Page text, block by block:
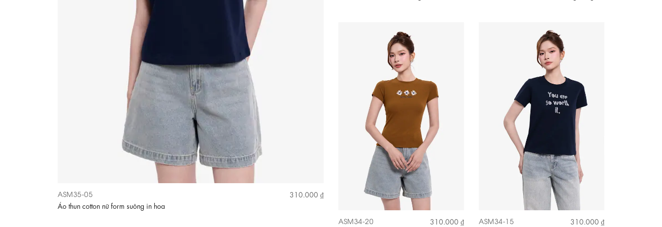
ASM35-05
310.000 ₫
Áo thun cotton nữ form suông in hoa
ASM34-20
310.000 ₫
ASM34-15
310.000 ₫